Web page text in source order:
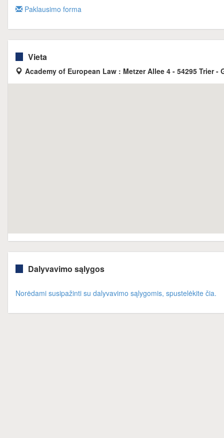
Paklausimo forma
Vieta
Academy of European Law : Metzer Allee 4 - 54295 Trier -
Dalyvavimo sąlygos
Norėdami susipažinti su dalyvavimo sąlygomis, spustelėkite čia.